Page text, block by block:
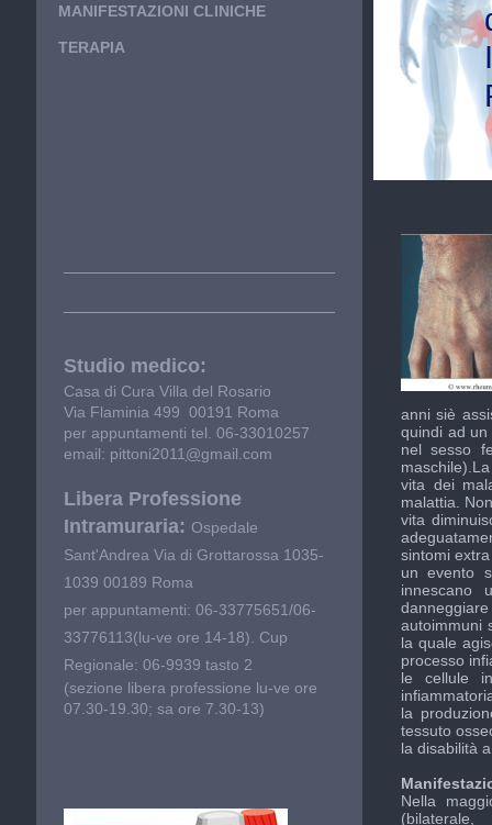
anni siè
quindi ad
nel sesso
maschile).
vita dei
malattia.
vita
sintomi
unevento
innescano
autoimmuni
la quale
processo
le cellule
la
tessuto
la disabilità
Nella
(bilaterale,
MANIFESTAZIONI CLINICHE
TERAPIA
Studio medico:
Casa di Cura Villa del Rosario
Via Flaminia 499 00191 Roma
per appuntamenti tel. 06-33010257
email: pittoni2011 @gmail.com
Libera Professione
Intramuraria: Ospedale
Sant'Andrea Via di Grottarossa 1035-
1039 00189 Roma
per appuntamenti: 06-33775651/06-
33776113(lu-ve ore 14-18). Cup
Regionale: 06-9939 tasto 2
(sezione libera professione lu-ve ore
07.30-19.30; sa ore 7.30-13)